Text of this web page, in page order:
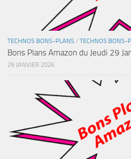
TECHNOS BONS-PLANS / TECHNOS BONS-
Bons Plans Amazon du Jeudi 29
29 JANVIER 2026